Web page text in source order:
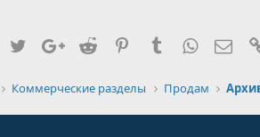
FacebookTwitterGoogle+
Reddit PinterestTumblr
Коммерческие разделы Продам